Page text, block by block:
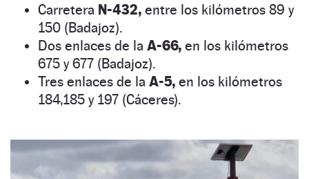
Carretera N-432, entre los kilómetros 89 y
150 (Badajoz).
Dos enlaces de la A-66, en los kilómetros
675 y 677 (Badajoz).
Tres enlaces de la A-5, en los kilómetros
184,185 y 197 (Cáceres).